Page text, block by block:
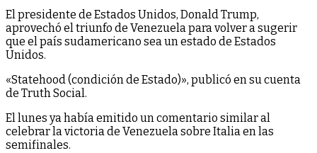
El presidente de Estados Unidos, Donald Trump,
aprovechó el triunfo de Venezuela para volver a sugerir
que el país sudamericano sea un estado de Estados
Unidos.
«Statehood (condición de Estado)», publicó en su cuenta
de Truth Social.
El lunes ya había emitido un comentario similar al
celebrar la victoria de Venezuela sobre Italia en las
semifinales.